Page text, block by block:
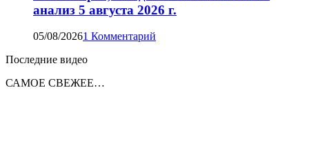
анализ 5 августа 2026 г.
05/08/20261 Комментарий
Последние видео
САМОЕ СВЕЖЕЕ…